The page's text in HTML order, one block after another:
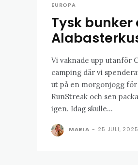
EUROPA
Tysk bunker
Vi vaknade upp utanför
camping där vi
ut på en morgonjogg
RunStreak och sen
igen. Idag skulle...
MARIA - 25 JULI, 2025